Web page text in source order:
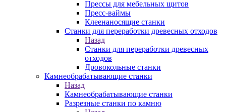
Прессы для мебельных щитов
Пресс-ваймы
Клеенаносящие станки
Станки для переработки древесных отходов
Назад
Станки для переработки древесных
отходов
Дровокольные станки
Камнеобрабатывающие станки
Назад
Камнеобрабатывающие станки
Разрезные станки по камню